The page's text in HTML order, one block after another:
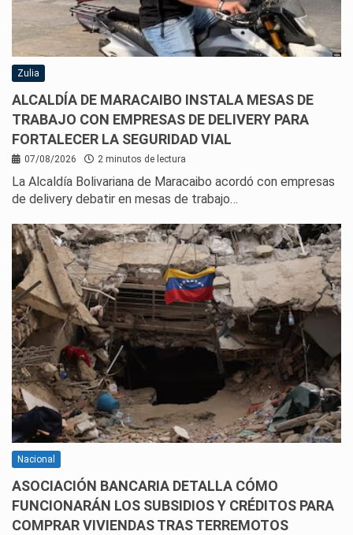
Zulia
ALCALDÍA DE MARACAIBO INSTALA MESAS DE
TRABAJO CON EMPRESAS DE DELIVERY PARA
FORTALECER LA SEGURIDAD VIAL
07/08/2026 2 minutos de lectura
La Alcaldía Bolivariana de Maracaibo acordó con empresas
de delivery debatir en mesas de trabajo…
Nacional
ASOCIACIÓN BANCARIA DETALLA CÓMO
FUNCIONARÁN LOS SUBSIDIOS Y CRÉDITOS PARA
COMPRAR VIVIENDAS TRAS TERREMOTOS